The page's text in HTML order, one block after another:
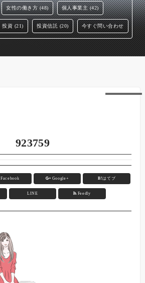
女性の働き方 (48) 個人事業主 (42)
投資 (21) 投資信託 (20) 今すぐ問い合わせ
923759
Facebook Google+ B!はてブ
LINE Feedly